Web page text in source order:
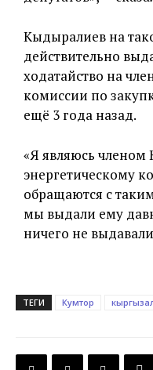
Кыдыралиев на
действительно
ходатайство на
комиссии по
ещё 3 года назад.
«Я являюсь членом
энергетическому
обращаются с
мы выдали ему
ничего не
ТЕГИ Кумтор